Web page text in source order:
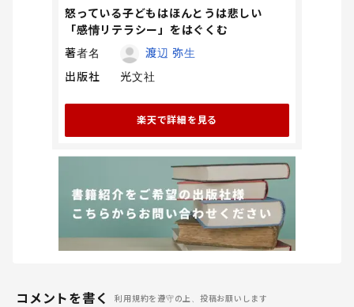
怒っている子どもはほんとうは悲しい
「感情リテラシー」をはぐくむ
著者名
渡辺 弥生
出版社
光文社
楽天で詳細を見る
コメントを書く 利用規約を遵守の上、投稿お願いします